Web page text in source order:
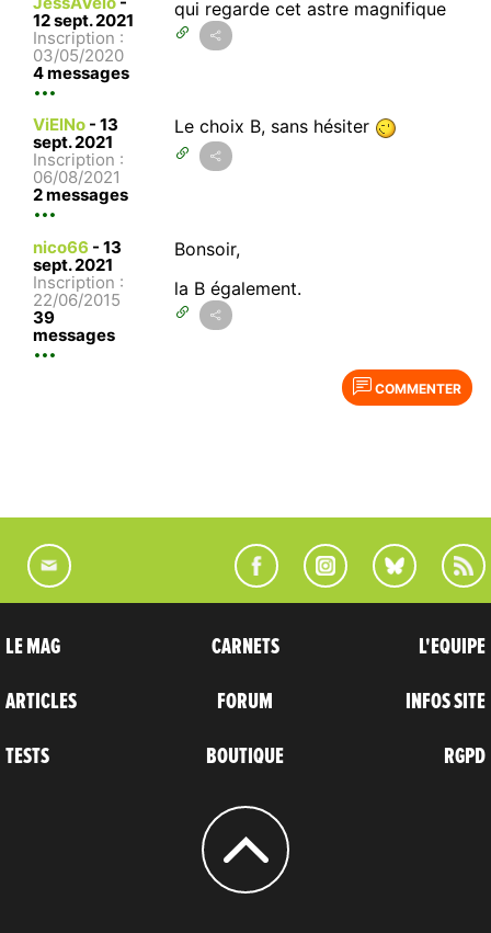
12 sept. 2021
Inscription :
03/05/2020
4 messages
qui regarde cet astre magnifique
ViElNo - 13
sept. 2021
Inscription :
06/08/2021
2 messages
Le choix B, sans hésiter
nico66 - 13
sept. 2021
Inscription :
22/06/2015
39
messages
Bonsoir,
la B également.
COMMENTER
LE MAG
ARTICLES
TESTS
CARNETS
FORUM
BOUTIQUE
L'EQUIPE
INFOS SITE
RGPD